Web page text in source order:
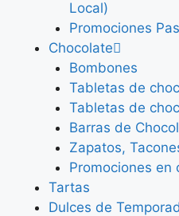
Local)
Promociones
Chocolate
Bombones
Tabletas de
Tabletas de
Barras de
Zapatos,
Promociones en
Tartas
Dulces de